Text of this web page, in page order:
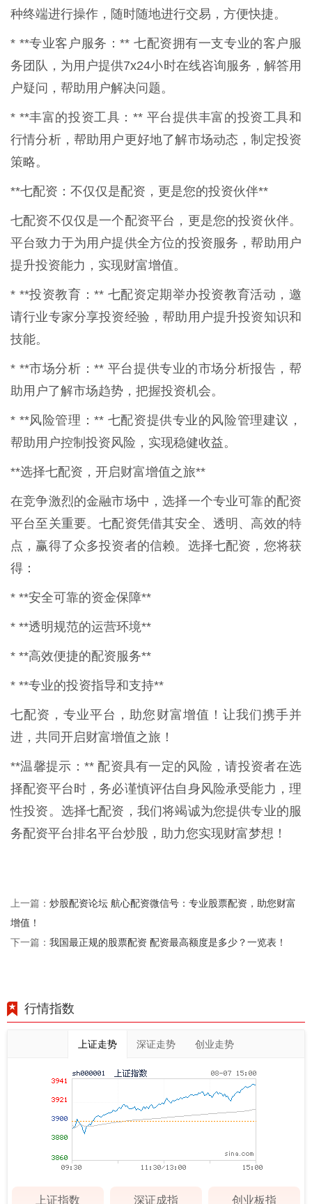
种终端进行操作，随时随地进行交易，方便快捷。
* **专业客户服务：** 七配资拥有一支专业的客户服
务团队，为用户提供7x24小时在线咨询服务，解答用
户疑问，帮助用户解决问题。
* **丰富的投资工具：** 平台提供丰富的投资工具和
行情分析，帮助用户更好地了解市场动态，制定投资
策略。
**七配资：不仅仅是配资，更是您的投资伙伴**
七配资不仅仅是一个配资平台，更是您的投资伙伴。
平台致力于为用户提供全方位的投资服务，帮助用户
提升投资能力，实现财富增值。
* **投资教育：** 七配资定期举办投资教育活动，邀
请行业专家分享投资经验，帮助用户提升投资知识和
技能。
* **市场分析：** 平台提供专业的市场分析报告，帮
助用户了解市场趋势，把握投资机会。
* **风险管理：** 七配资提供专业的风险管理建议，
帮助用户控制投资风险，实现稳健收益。
**选择七配资，开启财富增值之旅**
在竞争激烈的金融市场中，选择一个专业可靠的配资
平台至关重要。七配资凭借其安全、透明、高效的特
点，赢得了众多投资者的信赖。选择七配资，您将获
得：
* **安全可靠的资金保障**
* **透明规范的运营环境**
* **高效便捷的配资服务**
* **专业的投资指导和支持**
七配资，专业平台，助您财富增值！让我们携手并
进，共同开启财富增值之旅！
**温馨提示：** 配资具有一定的风险，请投资者在选
择配资平台时，务必谨慎评估自身风险承受能力，理
性投资。选择七配资，我们将竭诚为您提供专业的服
务配资平台排名平台炒股，助力您实现财富梦想！
上一篇： 炒股配资论坛 航心配资微信号：专业股票配资，助您财富
增值！
下一篇： 我国最正规的股票配资 配资最高额度是多少？一览表！
行情指数
上证走势 深证走势 创业走势
上证指数 深证成指 创业板指